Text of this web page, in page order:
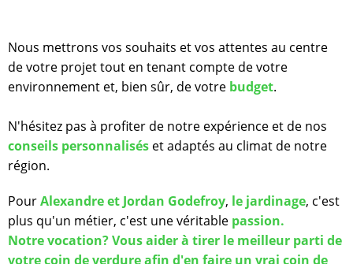
Nous mettrons vos souhaits et vos attentes au centre
de votre projet tout en tenant compte de votre
environnement et, bien sûr, de votre budget.
N'hésitez pas à profiter de notre expérience et de nos
conseils personnalisés et adaptés au climat de notre
région.
PourAlexandre et Jordan Godefroy, le jardinage, c'est
plus qu'un métier, c'est une véritable passion.
Notre vocation? Vous aider à tirer le meilleur parti de
votre coin de verdure afin d'en faire un vrai coin de